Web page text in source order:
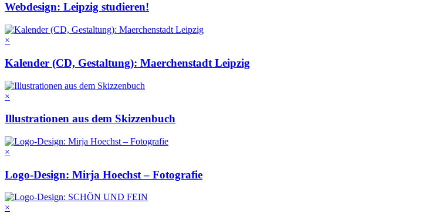
Webdesign: Leipzig studieren!
×
Kalender (CD, Gestaltung): Maerchenstadt Leipzig
×
Illustrationen aus dem Skizzenbuch
×
Logo-Design: Mirja Hoechst – Fotografie
×